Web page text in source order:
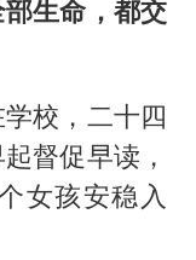
生命，都交
校，二十四
督促早读，
女孩安稳入